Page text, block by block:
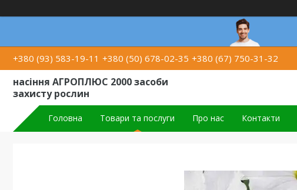
+380 (93) 583-19-11 +380 (50) 678-02-35 +380 (67) 750-31-32
насіння АГРОПЛЮС 2000 засоби
захисту рослин
Головна Товари та послуги Про нас Контакти